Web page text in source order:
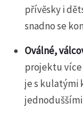
přívěsky i
snadno se
Oválné,
projektu
je s kulatými